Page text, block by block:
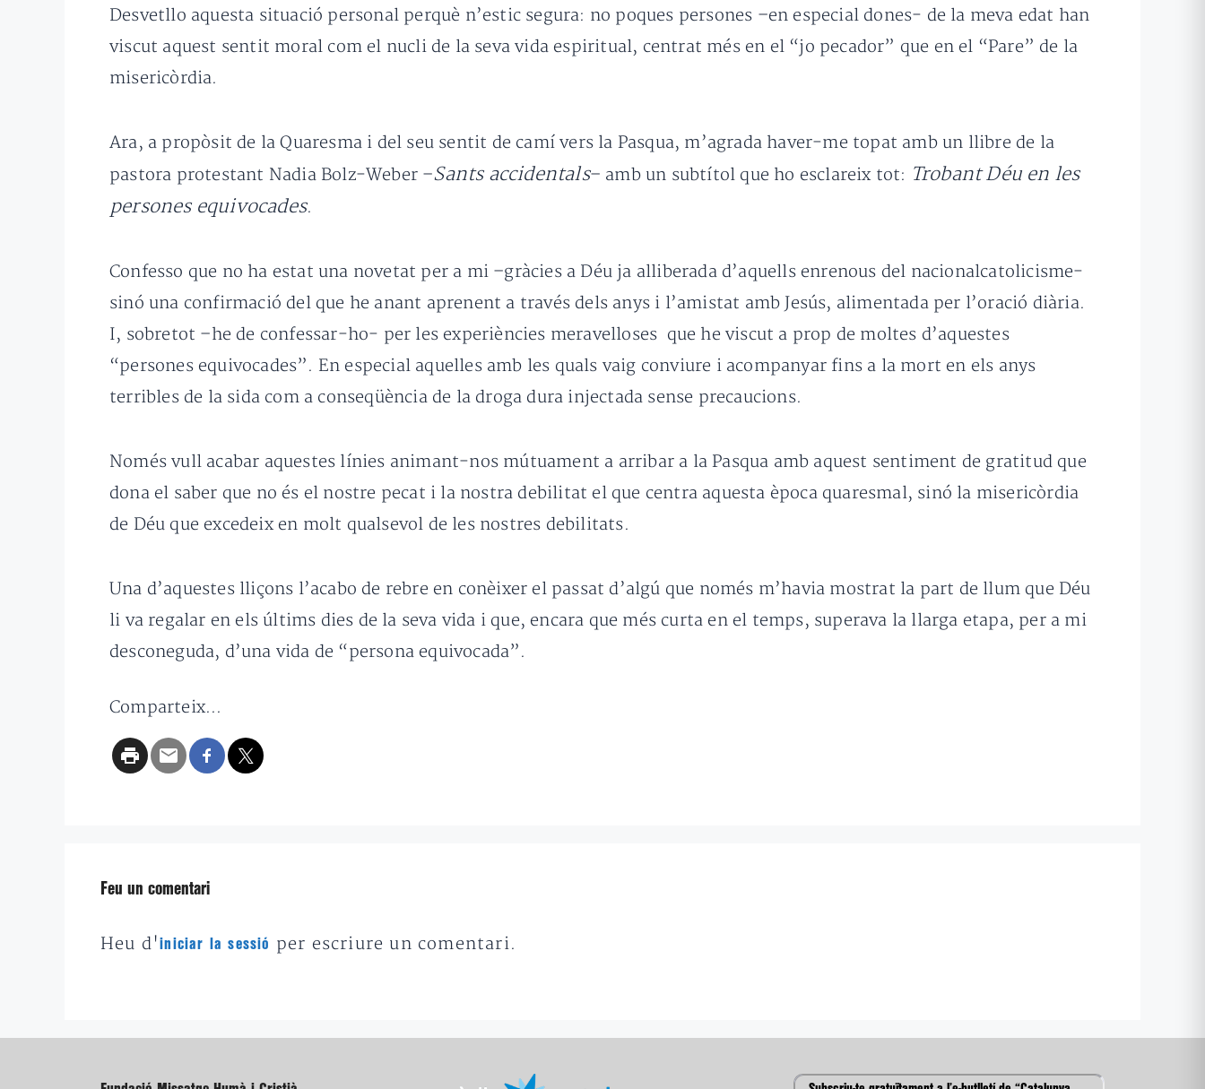
Desvetllo aquesta situació personal perquè n’estic segura: no poques persones –en especial dones- de la meva edat han
viscut aquest sentit moral com el nucli de la seva vida espiritual, centrat més en el “jo pecador” que en el “Pare” de la
misericòrdia.
Ara, a propòsit de la Quaresma i del seu sentit de camí vers la Pasqua, m’agrada haver-me topat amb un llibre de la
pastora protestant Nadia Bolz-Weber –Sants accidentals– amb un subtítol que ho esclareix tot: Trobant Déu en les
persones equivocades.
Confesso que no ha estat una novetat per a mi –gràcies a Déu ja alliberada d’aquells enrenous del nacionalcatolicisme-
sinó una confirmació del que he anant aprenent a través dels anys i l’amistat amb Jesús, alimentada per l’oració diària.
I, sobretot –he de confessar-ho- per les experiències meravelloses que he viscut a prop de moltes d’aquestes
“persones equivocades”. En especial aquelles amb les quals vaig conviure i acompanyar fins a la mort en els anys
terribles de la sida com a conseqüència de la droga dura injectada sense precaucions.
Només vull acabar aquestes línies animant-nos mútuament a arribar a la Pasqua amb aquest sentiment de gratitud que
dona el saber que no és el nostre pecat i la nostra debilitat el que centra aquesta època quaresmal, sinó la misericòrdia
de Déu que excedeix en molt qualsevol de les nostres debilitats.
Una d’aquestes lliçons l’acabo de rebre en conèixer el passat d’algú que només m’havia mostrat la part de llum que Déu
li va regalar en els últims dies de la seva vida i que, encara que més curta en el temps, superava la llarga etapa, per a mi
desconeguda, d’una vida de “persona equivocada”.
Comparteix...
Feu un comentari
Heu d'iniciar la sessió per escriure un comentari.